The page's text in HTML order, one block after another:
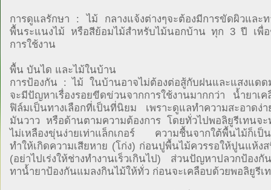
การดูแลรักษา : ไม้ กลางแจ้งต่างๆจะต้องมีการขัดผิวและ
พื้นระแนงไม้ หรือสีย้อมไม้สำหรับไม้นอกบ้าน ทุก 3 ปี เพื่อ
การใช้งาน
พื้น บันได และไม้ในบ้าน
การป้องกัน : ไม้ ในบ้านอาจไม่ต้องต่อสู้กับฝนและแสงแด
จะมีปัญหาเรื่องรอยขีดข่วนจากการใช้งานมากกว่า น้ำยาเ
ฟิล์มเป็นทางเลือกที่เป็นที่นิยม เพราะดูแลทำความสะอาดง่
มันวาว หรือด้านตามความต้องการ โดยทั่วไปพอลิยูรีเทนจ
ไม่เหลืองขุ่นง่ายเท่าแล็กเกอร์ ความชื้นจากใต้พื้นไม้ก็เป็
ทำให้เกิดความเสียหาย (โก่ง) ก่อนปูพื้นไม้ควรรอให้ปูนแห้ง
(อย่าไปเร่งให้ช่างทำงานเร็วเกินไป) ส่วนปัญหาปลวกป้องกั
ทาน้ำยาป้องกันแมลงกินไม้ให้ทั่ว ก่อนจะเคลือบด้วยพอลิยูรีเ